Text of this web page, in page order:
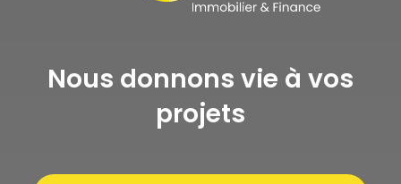
Nous donnons vie à vos
projets